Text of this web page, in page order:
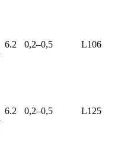
6.2 0,2–0,5 L106
6.2 0,2–0,5 L125